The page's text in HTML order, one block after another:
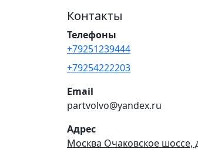
Контакты
Телефоны
+79251239444
+79254222203
Email
partvolvo@yandex.ru
Адрес
Москва Очаковское шоссе,